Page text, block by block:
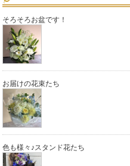
そろそろお盆です！
お届けの花束たち
色も様々♪スタンド花たち